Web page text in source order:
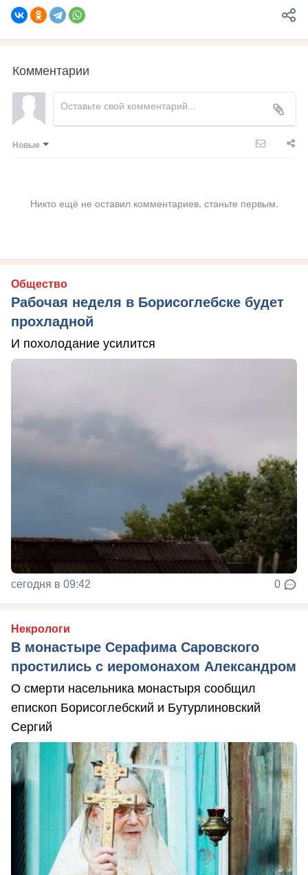
Комментарии
Новые
Никто ещё не оставил комментариев, станьте первым.
Общество
Рабочая неделя в Борисоглебске будет
прохладной
И похолодание усилится
сегодня в 09:42 0
Некрологи
В монастыре Серафима Саровского
простились с иеромонахом Александром
О смерти насельника монастыря сообщил
епископ Борисоглебский и Бутурлиновский
Сергий